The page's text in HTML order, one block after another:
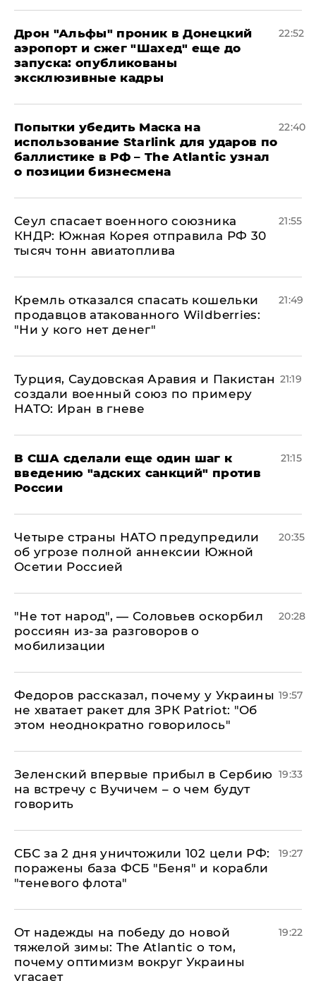
Дрон "Альфы" проник в Донецкий
аэропорт и сжег "Шахед" еще до
запуска: опубликованы
эксклюзивные кадры
22:52
Попытки убедить Маска на
использование Starlink для ударов по
баллистике в РФ – The Atlantic узнал
о позиции бизнесмена
22:40
​Сеул спасает военного союзника
КНДР: Южная Корея отправила РФ 30
тысяч тонн авиатоплива
21:55
Кремль отказался спасать кошельки
продавцов атакованного Wildberries:
"Ни у кого нет денег"
21:49
Турция, Саудовская Аравия и Пакистан
создали военный союз по примеру
НАТО: Иран в гневе
21:19
В США сделали еще один шаг к
введению "адских санкций" против
России
21:15
Четыре страны НАТО предупредили
об угрозе полной аннексии Южной
Осетии Россией
20:35
​"Не тот народ", — Соловьев оскорбил
россиян из-за разговоров о
мобилизации
20:28
Федоров рассказал, почему у Украины
не хватает ракет для ЗРК Patriot: "Об
этом неоднократно говорилось"
19:57
Зеленский впервые прибыл в Сербию
на встречу с Вучичем – о чем будут
говорить
19:33
СБС за 2 дня уничтожили 102 цели РФ:
поражены база ФСБ "Беня" и корабли
"теневого флота"
19:27
От надежды на победу до новой
тяжелой зимы: The Atlantic о том,
почему оптимизм вокруг Украины
угасает
19:22